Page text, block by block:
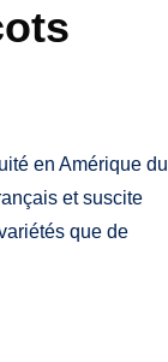
en Amérique du
et suscite
que de